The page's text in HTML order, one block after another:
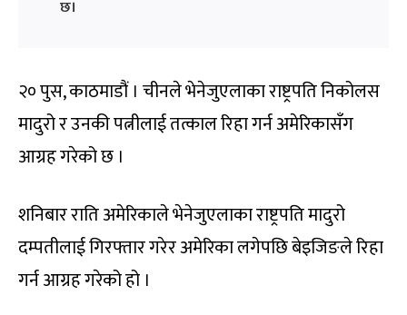
छ।
२० पुस, काठमाडौं । चीनले भेनेजुएलाका राष्ट्रपति निकोलस
मादुरो र उनकी पत्नीलाई तत्काल रिहा गर्न अमेरिकासँग
आग्रह गरेको छ ।
शनिबार राति अमेरिकाले भेनेजुएलाका राष्ट्रपति मादुरो
दम्पतीलाई गिरफ्तार गरेर अमेरिका लगेपछि बेइजिङले रिहा
गर्न आग्रह गरेको हो ।